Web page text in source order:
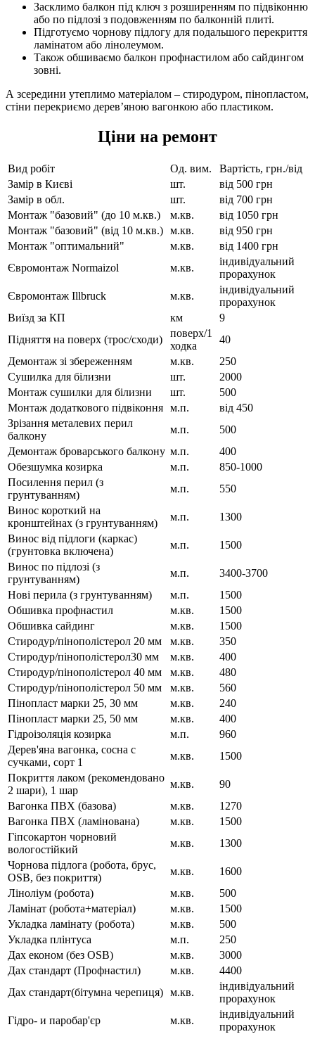
Засклимо балкон під ключ з розширенням по підвіконню
або по підлозі з подовженням по балконній плиті.
Підготуємо чорнову підлогу для подальшого перекриття
ламінатом або лінолеумом.
Також обшиваємо балкон профнастилом або сайдингом
зовні.
А зсередини утеплимо матеріалом – стиродуром, пінопластом,
стіни перекриємо дерев’яною вагонкою або пластиком.
Ціни на ремонт
Вид робіт Од. вим.
Вартість, грн./від
Замір в Києві
шт.
від 500 грн
Замір в обл.
шт.
від 700 грн
Монтаж "базовий" (до 10 м.кв.)
м.кв.
від 1050 грн
Монтаж "базовий" (від 10 м.кв.) м.кв.
від 950 грн
Монтаж "оптимальний"
м.кв.
від 1400 грн
Євромонтаж Normaizol
м.кв.
індивідуальний
прорахунок
Євромонтаж Illbruck
м.кв.
індивідуальний
прорахунок
Виїзд за КП
км
9
Підняття на поверх (трос/сходи)
поверх/1
ходка
40
Демонтаж зі збереженням
м.кв.
250
Сушилка для білизни
шт.
2000
Монтаж сушилки для білизни
шт.
500
Монтаж додаткового підвіконня м.п.
від 450
Зрізання металевих перил
балкону
м.п.
500
Демонтаж броварського балкону м.п.
400
Обезшумка козирка
м.п.
850-1000
Посилення перил (з
грунтуванням)
м.п.
550
Винос короткий на
кронштейнах (з грунтуванням)
м.п.
1300
Винос від підлоги (каркас)
(грунтовка включена)
м.п.
1500
Винос по підлозі (з
грунтуванням)
м.п.
3400-3700
Нові перила (з грунтуванням)
м.п.
1500
Обшивка профнастил
м.кв.
1500
Обшивка сайдинг
м.кв.
1500
Стиродур/пінополістерол 20 мм
м.кв.
350
Стиродур/пінополістерол30 мм
м.кв.
400
Стиродур/пінополістерол 40 мм
м.кв.
480
Стиродур/пінополістерол 50 мм
м.кв.
560
Пінопласт марки 25, 30 мм
м.кв.
240
Пінопласт марки 25, 50 мм
м.кв.
400
Гідроізоляція козирка
м.п.
960
Дерев'яна вагонка, сосна с
сучками, сорт 1
м.кв.
1500
Покриття лаком (рекомендовано
2 шари), 1 шар
м.кв.
90
Вагонка ПВХ (базова)
м.кв.
1270
Вагонка ПВХ (ламінована)
м.кв.
1500
Гіпсокартон чорновий
вологостійкий
м.кв.
1300
Чорнова підлога (робота, брус,
OSB, без покриття)
м.кв.
1600
Ліноліум (робота)
м.кв.
500
Ламінат (робота+матеріал)
м.кв.
1500
Укладка ламінату (робота)
м.кв.
500
Укладка плінтуса
м.п.
250
Дах економ (без OSB)
м.кв.
3000
Дах стандарт (Профнастил)
м.кв.
4400
Дах стандарт(бітумна черепиця) м.кв.
індивідуальний
прорахунок
Гідро- и паробар'єр
м.кв.
індивідуальний
прорахунок